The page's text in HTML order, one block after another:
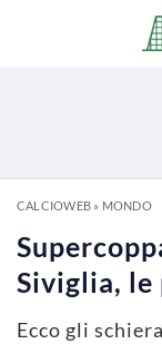
CALCIOWEB» MONDO
Siviglia,
Ecco gli